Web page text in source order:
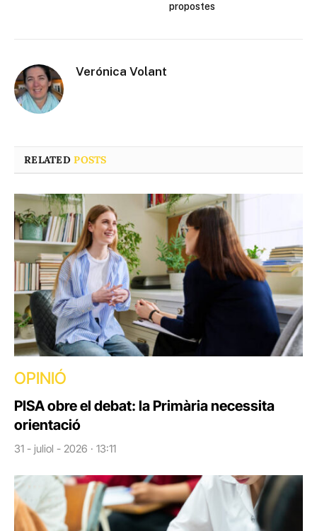
propostes
Verónica Volant
RELATEDPOSTS
OPINIÓ
PISA obre el debat: la Primària necessita
orientació
31 - juliol - 2026 · 13:11